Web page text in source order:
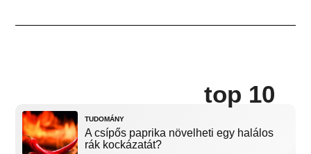
top 10
TUDOMÁNY
A csípős paprika növelheti egy halálos
rák kockázatát?